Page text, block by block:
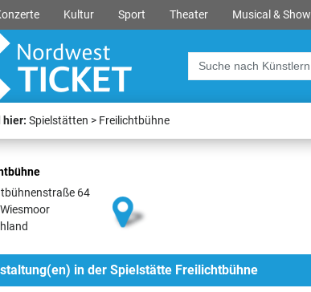
Kultur Sport Theater Musical & Show
hier: Spielstätten Freilichtbühne
64
in der Spielstätte Freilichtbühne